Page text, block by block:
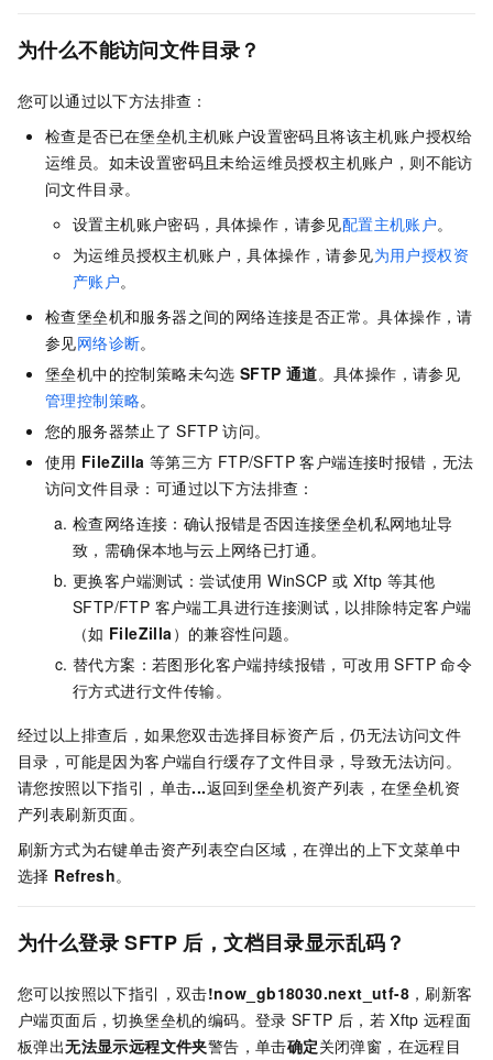
为什么不能访问文件目录？
您可以通过以下方法排查：
检查是否已在堡垒机主机账户设置密码且将该主机账户授权给
运维员。如未设置密码且未给运维员授权主机账户，则不能访
问文件目录。
设置主机账户密码，具体操作，请参见配置主机账户。
为运维员授权主机账户，具体操作，请参见为用户授权资
产账户。
检查堡垒机和服务器之间的网络连接是否正常。具体操作，请
参见网络诊断。
堡垒机中的控制策略未勾选 SFTP 通道。具体操作，请参见
管理控制策略。
您的服务器禁止了 SFTP 访问。
使用 FileZilla 等第三方 FTP/SFTP 客户端连接时报错，无法
访问文件目录：可通过以下方法排查：
检查网络连接：确认报错是否因连接堡垒机私网地址导
致，需确保本地与云上网络已打通。
更换客户端测试：尝试使用 WinSCP 或 Xftp 等其他
SFTP/FTP 客户端工具进行连接测试，以排除特定客户端
（如 FileZilla）的兼容性问题。
替代方案：若图形化客户端持续报错，可改用 SFTP 命令
行方式进行文件传输。
经过以上排查后，如果您双击选择目标资产后，仍无法访问文件
目录，可能是因为客户端自行缓存了文件目录，导致无法访问。
请您按照以下指引，单击...返回到堡垒机资产列表，在堡垒机资
产列表刷新页面。
刷新方式为右键单击资产列表空白区域，在弹出的上下文菜单中
选择 Refresh。
为什么登录 SFTP 后，文档目录显示乱码？
您可以按照以下指引，双击!now_gb18030.next_utf-8 ，刷新客
户端页面后，切换堡垒机的编码。登录 SFTP 后，若 Xftp 远程面
板弹出无法显示远程文件夹警告，单击确定关闭弹窗，在远程目